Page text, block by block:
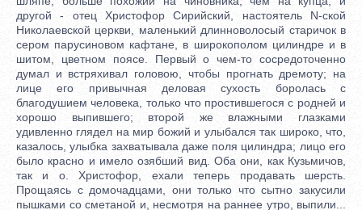
другой - отец Христофор Сирийский, настоятель N-ской
Николаевской церкви, маленький длинноволосый старичок в
сером парусиновом кафтане, в широкополом цилиндре и в
шитом, цветном поясе. Первый о чем-то сосредоточенно
думал и встряхивал головою, чтобы прогнать дремоту; на
лице его привычная деловая сухость боролась с
благодушием человека, только что простившегося с родней и
хорошо выпившего; второй же влажными глазками
удивленно глядел на мир божий и улыбался так широко, что,
казалось, улыбка захватывала даже поля цилиндра; лицо его
было красно и имело озябший вид. Оба они, как Кузьмичов,
так и о. Христофор, ехали теперь продавать шерсть.
Прощаясь с домочадцами, они только что сытно закусили
пышками со сметаной и, несмотря на раннее утро, выпили...